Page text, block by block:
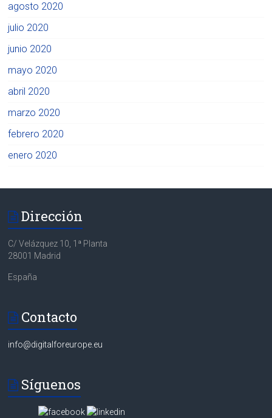
agosto 2020
julio 2020
junio 2020
mayo 2020
abril 2020
marzo 2020
febrero 2020
enero 2020
Dirección
C/ Velázquez 10, 1ª Planta
28001 Madrid
España
Contacto
info@digitalforeurope.eu
Síguenos